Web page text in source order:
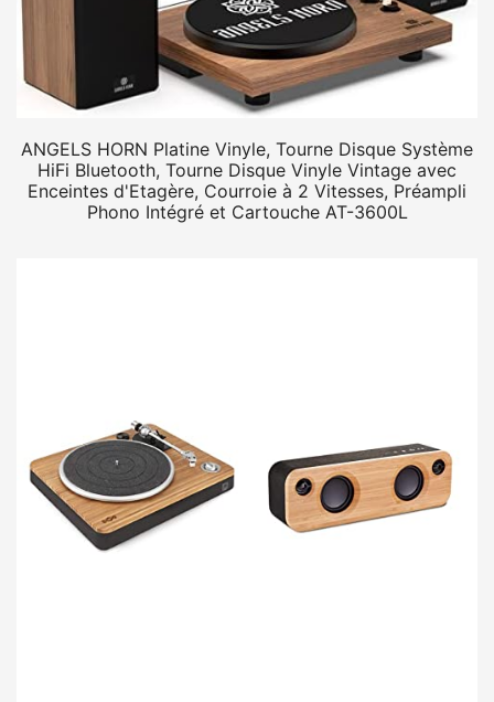
ANGELS HORN Platine Vinyle, Tourne Disque Système
HiFi Bluetooth, Tourne Disque Vinyle Vintage avec
Enceintes d'Etagère, Courroie à 2 Vitesses, Préampli
Phono Intégré et Cartouche AT-3600L